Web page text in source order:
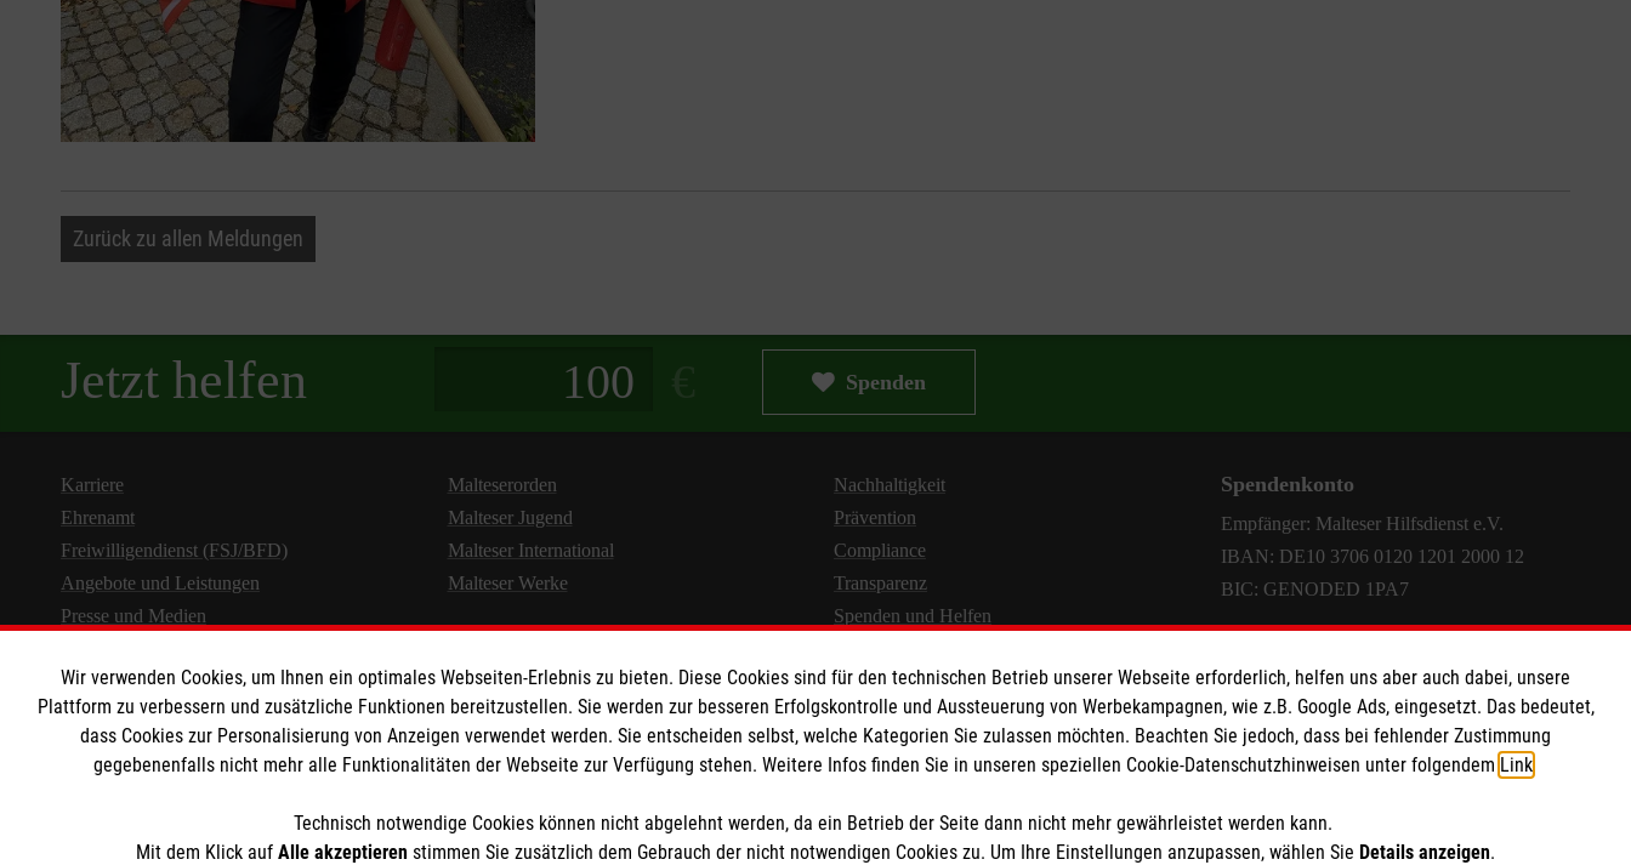
Zurück zu allen Meldungen
Jetzt helfen Spenden
Karriere
Ehrenamt
Freiwilligendienst (FSJ/BFD)
Angebote und Leistungen
Presse und Medien
Malteserorden
Malteser Jugend
Malteser International
Malteser Werke
Nachhaltigkeit
Prävention
Compliance
Transparenz
Spenden und Helfen
Spendenkonto
Empfänger: Malteser Hilfsdienst e.V.
IBAN: DE10 3706 0120 1201 2000 12
BIC: GENODED 1PA7
Newsletter abonnieren
Wir verwenden Cookies, um Ihnen ein optimales Webseiten-Erlebnis zu bieten. Diese Cookies sind für den technischen Betrieb unserer Webseite erforderlich, helfen uns aber auch dabei, unsere
Plattform zu verbessern und zusätzliche Funktionen bereitzustellen. Sie werden zur besseren Erfolgskontrolle und Aussteuerung von Werbekampagnen, wie z.B. Google Ads, eingesetzt. Das bedeutet,
dass Cookies zur Personalisierung von Anzeigen verwendet werden. Sie entscheiden selbst, welche Kategorien Sie zulassen möchten. Beachten Sie jedoch, dass bei fehlender Zustimmung
gegebenenfalls nicht mehr alle Funktionalitäten der Webseite zur Verfügung stehen. Weitere Infos finden Sie in unseren speziellen Cookie-Datenschutzhinweisen unter folgendem Link
Technisch notwendige Cookies können nicht abgelehnt werden, da ein Betrieb der Seite dann nicht mehr gewährleistet werden kann.
Mit dem Klick auf Alle akzeptieren stimmen Sie zusätzlich dem Gebrauch der nicht notwendigen Cookies zu. Um Ihre Einstellungen anzupassen, wählen Sie Details anzeigen.